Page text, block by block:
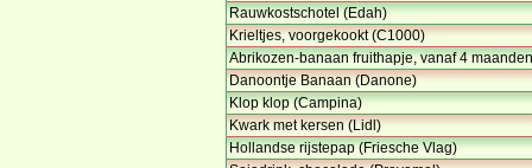
Rauwkostschotel (Edah)
Krieltjes, voorgekookt (C1000)
Abrikozen-banaan fruithapje, vanaf 4
Danoontje Banaan (Danone)
Klop klop (Campina)
Kwark met kersen (Lidl)
Hollandse rijstepap (Friesche Vlag)